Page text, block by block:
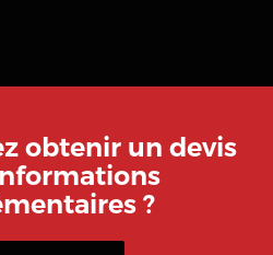
obtenir un devis
?